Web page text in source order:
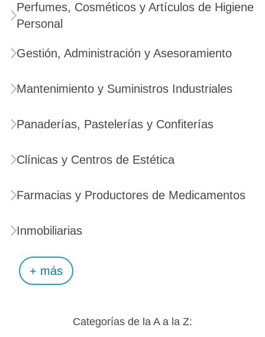
Perfumes, Cosméticos y Artículos de Higiene
Personal
Gestión, Administración y Asesoramiento
Mantenimiento y Suministros Industriales
Panaderías, Pastelerías y Confiterías
Clínicas y Centros de Estética
Farmacias y Productores de Medicamentos
Inmobiliarias
+ más
Categorías de la A a la Z: